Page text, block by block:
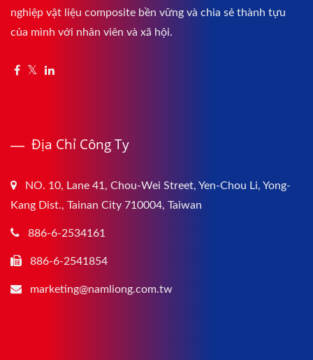
nghiệp vật liệu composite bền vững và chia sẻ thành tựu
của mình với nhân viên và xã hội.
Địa Chỉ Công Ty
NO. 10, Lane 41, Chou-Wei Street, Yen-Chou Li, Yong-
Kang Dist., Tainan City 710004, Taiwan
886-6-2534161
886-6-2541854
marketing@namliong.com.tw